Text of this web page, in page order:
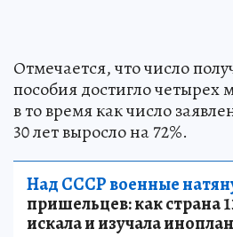
Отмечается, что число
пособия достигло четырех
в то время как число
30 лет выросло на 72%.
Над СССР военные
пришельцев: как страна
искала и изучала